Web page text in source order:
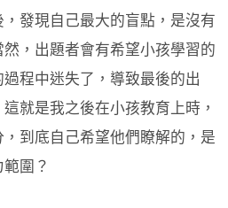
發現自己最大的盲點，是沒有
，出題者會有希望小孩學習的
程中迷失了，導致最後的出
就是我之後在小孩教育上時，
到底自己希望他們瞭解的，是
圍？